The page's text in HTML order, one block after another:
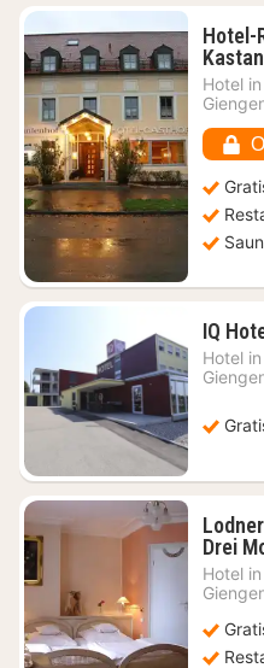
Hotel-
Hotel in
IQ
Hotel in
Drei
Hotel in